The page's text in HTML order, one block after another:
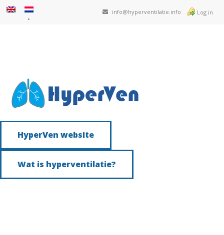
info@hyperventilatie.info Log in
HyperVen website
Wat is hyperventilatie?